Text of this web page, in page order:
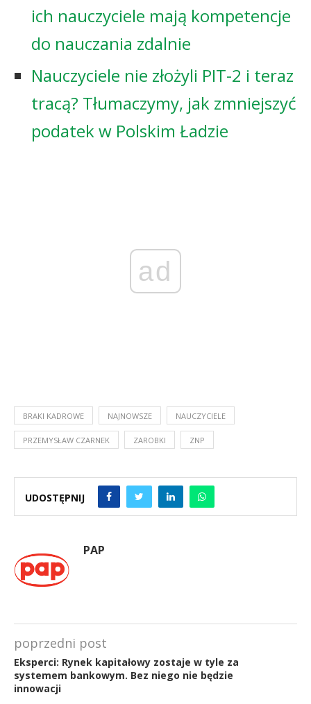
ich nauczyciele mają kompetencje
do nauczania zdalnie
Nauczyciele nie złożyli PIT-2 i teraz
tracą? Tłumaczymy, jak zmniejszyć
podatek w Polskim Ładzie
ad
BRAKI KADROWE NAJNOWSZE NAUCZYCIELE
PRZEMYSŁAW CZARNEK ZAROBKI ZNP
UDOSTĘPNIJ
PAP
poprzedni post
Eksperci: Rynek kapitałowy zostaje w tyle za
systemem bankowym. Bez niego nie będzie
innowacji